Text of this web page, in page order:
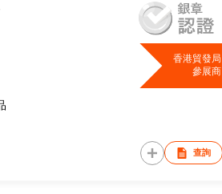
香港貿發局
參展商
查詢